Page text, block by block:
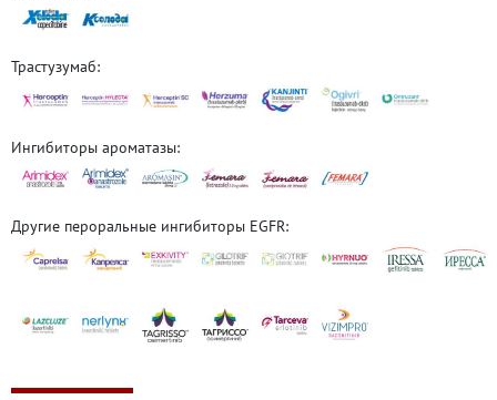
Трастузумаб:
Ингибиторы ароматазы:
Другие пероральные ингибиторы EGFR: